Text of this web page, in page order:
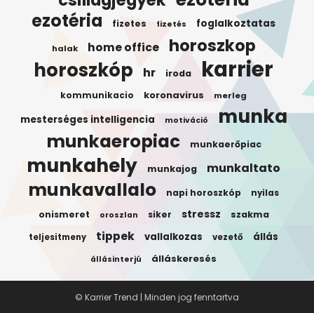
ezotéria fizetes fizetés foglalkoztatas
halak home office horoszkop
horoszkóp hr iroda karrier
kommunikacio koronavirus merleg
mesterséges intelligencia motiváció munka
munkaeropiac munkaerőpiac
munkahely munkajog munkaltato
munkavallalo napi horoszkóp nyilas
onismeret oroszlan siker stressz szakma
teljesitmeny tippek vallalkozas vezető állás
állásinterjú álláskeresés
© Karrier Trend | Minden jog fenntartva